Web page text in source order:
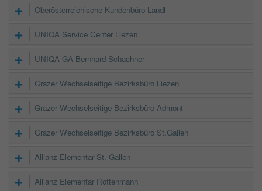
Oberösterreichische Kundenbüro Landl
UNIQA Service Center Liezen
UNIQA GA Bernhard Schachner
Grazer Wechselseitige Bezirksbüro Liezen
Grazer Wechselseitige Bezirksbüro Admont
Grazer Wechselseitige Bezirksbüro St.Gallen
Allianz Elementar St. Gallen
Allianz Elementar Rottenmann